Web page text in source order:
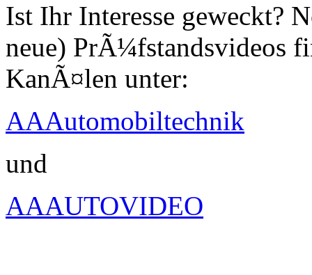
Ist Ihr Interesse geweckt?
neue) PrÃ¼fstandsvideos
KanÃ¤len unter:
AAAutomobiltechnik
und
AAAUTOVIDEO